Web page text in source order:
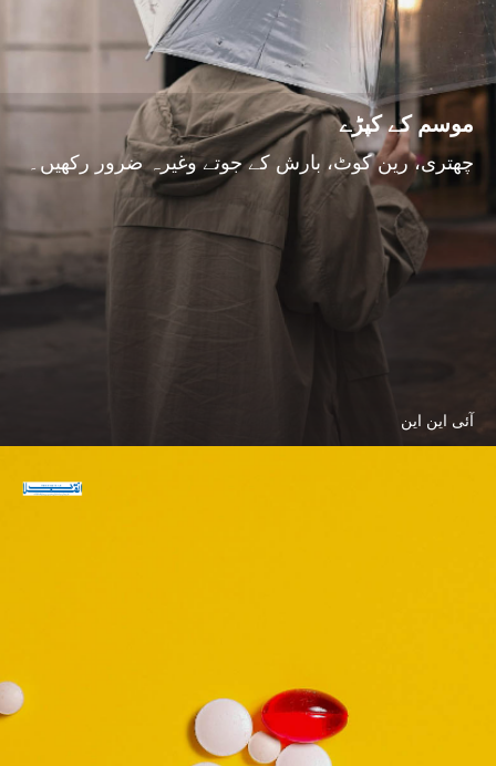
موسم کے کپڑے
چھتری، رین کوٹ، بارش کے جوتے وغیرہ ضرور رکھیں۔
آئی این این